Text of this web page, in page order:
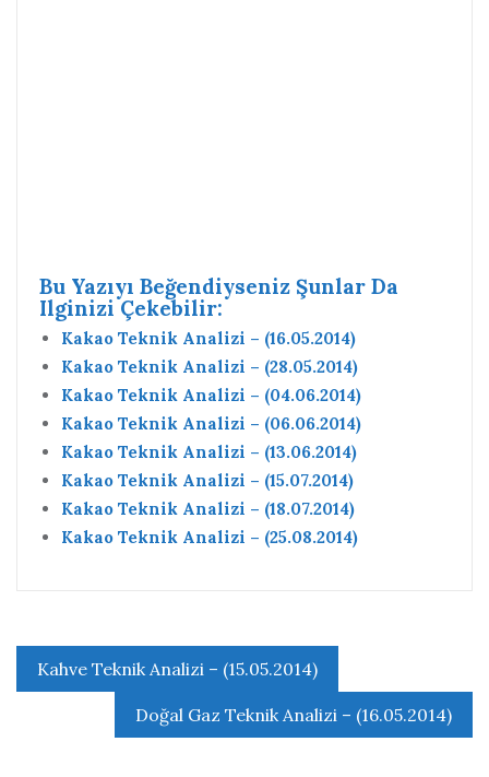
Bu Yazıyı Beğendiyseniz Şunlar Da
Ilginizi Çekebilir:
Kakao Teknik Analizi – (16.05.2014)
Kakao Teknik Analizi – (28.05.2014)
Kakao Teknik Analizi – (04.06.2014)
Kakao Teknik Analizi – (06.06.2014)
Kakao Teknik Analizi – (13.06.2014)
Kakao Teknik Analizi – (15.07.2014)
Kakao Teknik Analizi – (18.07.2014)
Kakao Teknik Analizi – (25.08.2014)
Yazı
gezinmesi
Kahve Teknik Analizi – (15.05.2014)
Doğal Gaz Teknik Analizi – (16.05.2014)